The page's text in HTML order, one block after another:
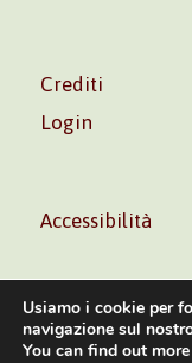
Crediti
Login
Accessibilità
Usiamo i cookie per
navigazione sul
You can find out